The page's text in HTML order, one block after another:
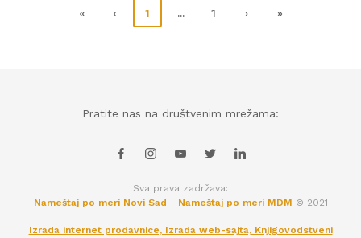
« ‹ 1 ... 1 › »
Pratite nas na društvenim mrežama:
Sva prava zadržava:
Nameštaj po meri Novi Sad - Nameštaj po meri MDM © 2021
Izrada internet prodavnice, Izrada web-sajta, Knjigovodstveni